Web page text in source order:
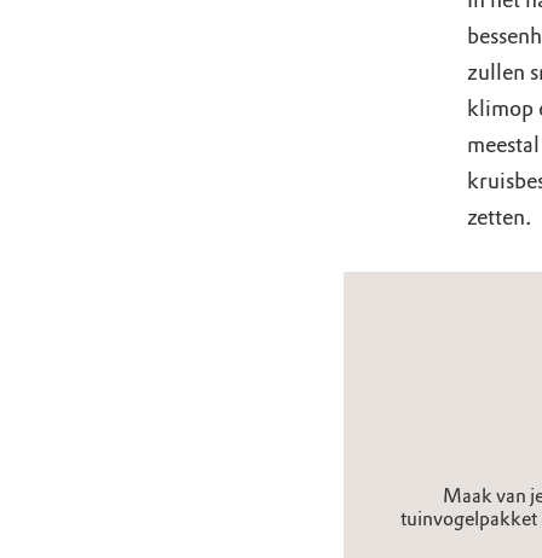
zullen
klimop
zetten.
Maak van
tuinvogelpakket